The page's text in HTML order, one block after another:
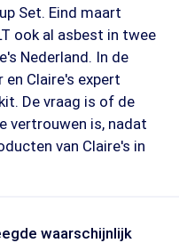
Set. Eind maart
ook al asbest in twee
Nederland. In de
Claire's expert
De vraag is of de
vertrouwen is, nadat
van Claire's in
waarschijnlijk